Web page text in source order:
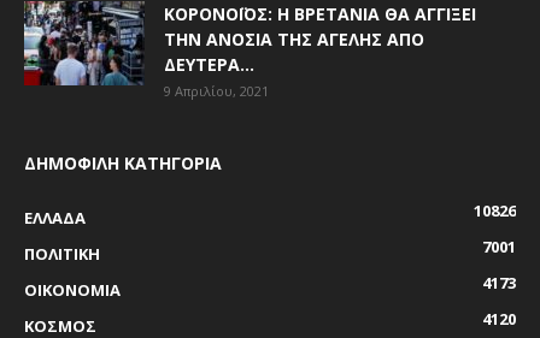
ΚΟΡΟΝΟΪΌΣ: Η ΒΡΕΤΑΝΊΑ ΘΑ ΑΓΓΊΞΕΙ
ΤΗΝ ΑΝΟΣΊΑ ΤΗΣ ΑΓΈΛΗΣ ΑΠΌ
ΔΕΥΤΈΡΑ...
9 Απριλίου, 2021
ΔΗΜΟΦΙΛΗ ΚΑΤΗΓΟΡΙΑ
ΕΛΛΑΔΑ
10826
ΠΟΛΙΤΙΚΗ
7001
ΟΙΚΟΝΟΜΙΑ
4173
ΚΟΣΜΟΣ
4120